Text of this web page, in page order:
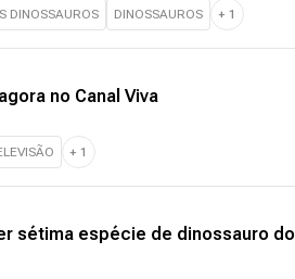
DINOSSAUROS DINOSSAUROS + 1
no Canal Viva
+ 1
sétima espécie de dinossauro do